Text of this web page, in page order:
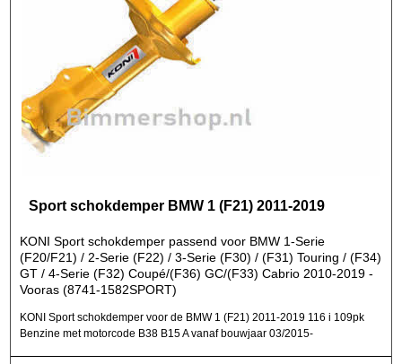
Sport schokdemper BMW 1 (F21) 2011-2019
KONI Sport schokdemper passend voor BMW 1-Serie
(F20/F21) / 2-Serie (F22) / 3-Serie (F30) / (F31) Touring / (F34)
GT / 4-Serie (F32) Coupé/(F36) GC/(F33) Cabrio 2010-2019 -
Vooras (8741-1582SPORT)
KONI Sport schokdemper voor de BMW 1 (F21) 2011-2019 116 i 109pk
Benzine met motorcode B38 B15 A vanaf bouwjaar 03/2015-